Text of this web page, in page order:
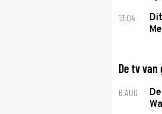
13:04
De tv
6 AUG